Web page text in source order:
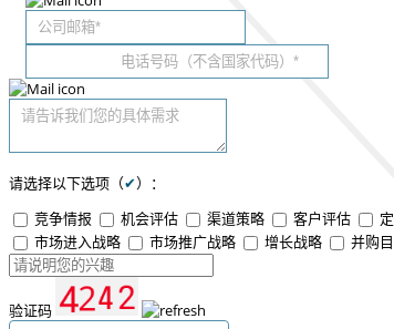
请选择以下选项（✔）：
竞争情报
机会评估 渠道策略 客户评估
市场进入战略
市场推广战略 增长战略 并购
验证码